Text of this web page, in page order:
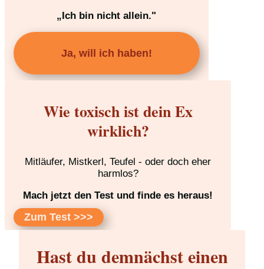
„Ich bin nicht allein."
Ja, will ich haben!
Wie toxisch ist dein Ex
wirklich?
Mitläufer, Mistkerl, Teufel - oder doch eher
harmlos?
Mach jetzt den Test und finde es heraus!
Zum Test >>>
Hast du demnächst einen